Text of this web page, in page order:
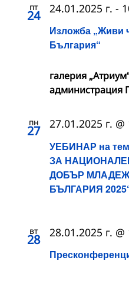
пт
24
Изложба „Живи
България“
24.01.2025 г. -
галерия
администрация
пн
27
УЕБИНАР на
ЗА
ДОБЪР
БЪЛГАРИЯ
27.01.2025 г. @
вт
28 28.01.2025 г. @